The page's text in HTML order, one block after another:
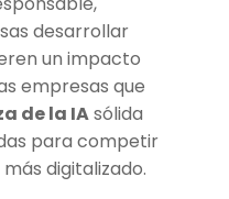
desarrollar
un impacto
empresas que
de la IAsólida
para competir
digitalizado.